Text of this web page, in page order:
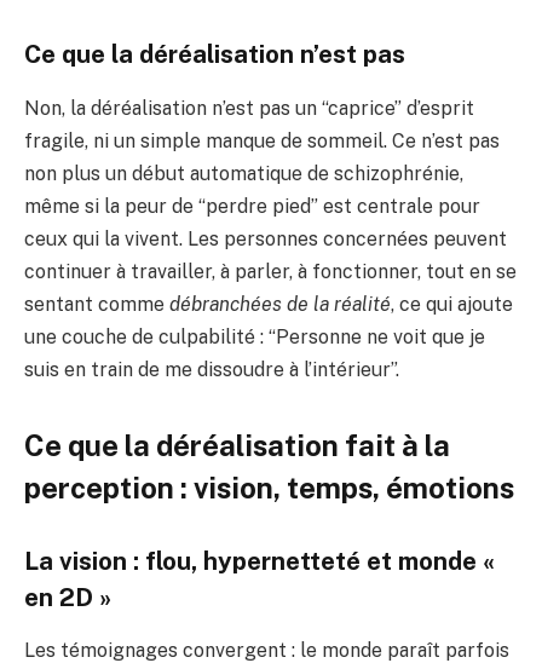
Ce que la déréalisation n’est pas
Non, la déréalisation n’est pas un “caprice” d’esprit
fragile, ni un simple manque de sommeil. Ce n’est pas
non plus un début automatique de schizophrénie,
même si la peur de “perdre pied” est centrale pour
ceux qui la vivent. Les personnes concernées peuvent
continuer à travailler, à parler, à fonctionner, tout en se
sentant comme débranchées de la réalité, ce qui ajoute
une couche de culpabilité : “Personne ne voit que je
suis en train de me dissoudre à l’intérieur”.
Ce que la déréalisation fait à la
perception : vision, temps, émotions
La vision : flou, hypernetteté et monde «
en 2D »
Les témoignages convergent : le monde paraît parfois